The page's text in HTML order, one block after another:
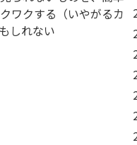
ワクする（いやがるカ
しれない